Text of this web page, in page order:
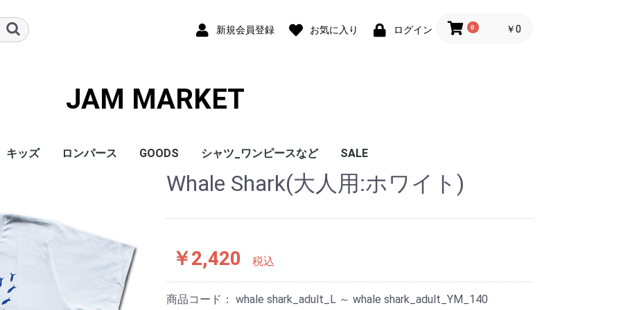
新規会員登録 お気に入り ログイン 0 ￥0
JAM MARKET
キッズ ロンパース GOODS シャツ_ワンピースなど SALE
Whale Shark(大人用:ホワイト)
￥2,420 税込
商品コード： whale shark_adult_L ～ whale shark_adult_YM_140